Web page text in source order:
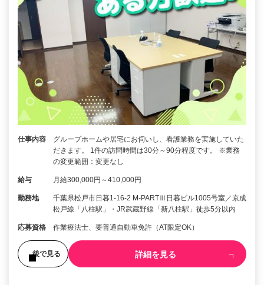
仕事内容
グループホームや居宅にお伺いし、看護業務を実施していた
だきます。 1件の訪問時間は30分～90分程度です。 ※業務
の変更範囲：変更なし
給与 月給300,000円～410,000円
勤務地
千葉県松戸市日暮1-16-2 M-PARTⅢ日暮ビル1005号室／京成
松戸線「八柱駅」・JR武蔵野線「新八柱駅」徒歩5分以内
応募資格 作業療法士、要普通自動車免許（AT限定OK）
後で見る 詳細を見る